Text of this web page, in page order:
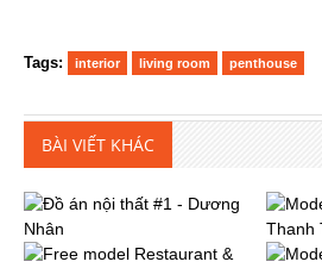
Tags: interior‬ living room penthouse
BÀI VIẾT KHÁC